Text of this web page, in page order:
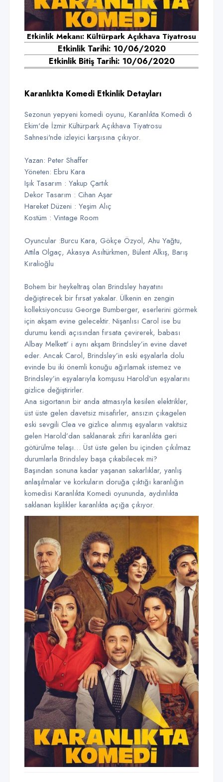
Etkinlik Mekanı: Kültürpark Açıkhava Tiyatrosu
Etkinlik Tarihi: 10/06/2020
Etkinlik Bitiş Tarihi: 10/06/2020
Karanlıkta Komedi Etkinlik Detayları
Sezonun yepyeni komedi oyunu, Karanlıkta Komedi 6
Ekim'de İzmir Kültürpark Açıkhava Tiyatrosu
Sahnesi'nde izleyici karşısına çıkıyor.
Yazan: Peter Shaffer
Yöneten: Ebru Kara
Işık Tasarım : Yakup Çartık
Dekor Tasarım : Cihan Aşar
Hareket Düzeni : Yeşim Alıç
Kostüm : Vintage Room
Oyuncular :Burcu Kara, Gökçe Özyol, Ahu Yağtu,
Attila Olgaç, Akasya Asıltürkmen, Bülent Alkış, Barış
Kıralioğlu
Bohem bir heykeltraş olan Brindsley hayatını
değiştirecek bir fırsat yakalar. Ülkenin en zengin
kolleksiyoncusu George Bumberger, eserlerini görmek
için akşam evine gelecektir. Nişanlısı Carol ise bu
durumu kendi açısından fırsata çevirerek, babası
Albay Melkett’ i aynı akşam Brindsley’in evine davet
eder. Ancak Carol, Brindsley’in eski eşyalarla dolu
evinde bu iki önemli konuğu ağırlamak istemez ve
Brindsley’in eşyalarıyla komşusu Harold’un eşyalarını
gizlice değiştirirler.
Ana sigortanın bir anda atmasıyla kesilen elektrikler,
üst üste gelen davetsiz misafirler, ansızın çıkagelen
eski sevgili Clea ve gizlice alınmış eşyaların vakitsiz
gelen Harold’dan saklanarak zifiri karanlıkta geri
götürülme telaşı… Üst üste gelen bu içinden çıkılmaz
durumlarla Brindsley başa çıkabilecek mi?
Başından sonuna kadar yaşanan sakarlıklar, yanlış
anlaşılmalar ve korkuların doruğa çıktığı karanlığın
komedisi Karanlıkta Komedi oyununda, aydınlıkta
saklanan kişilikler karanlıkta açığa çıkıyor.